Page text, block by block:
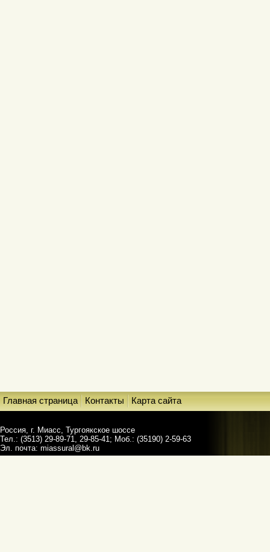
Главная страница Контакты Карта сайта
Россия, г. Миасс, Тургоякское шоссе
Тел.: (3513) 29-89-71, 29-85-41; Моб.: (35190) 2-59-63
Эл. почта: miassural@bk.ru